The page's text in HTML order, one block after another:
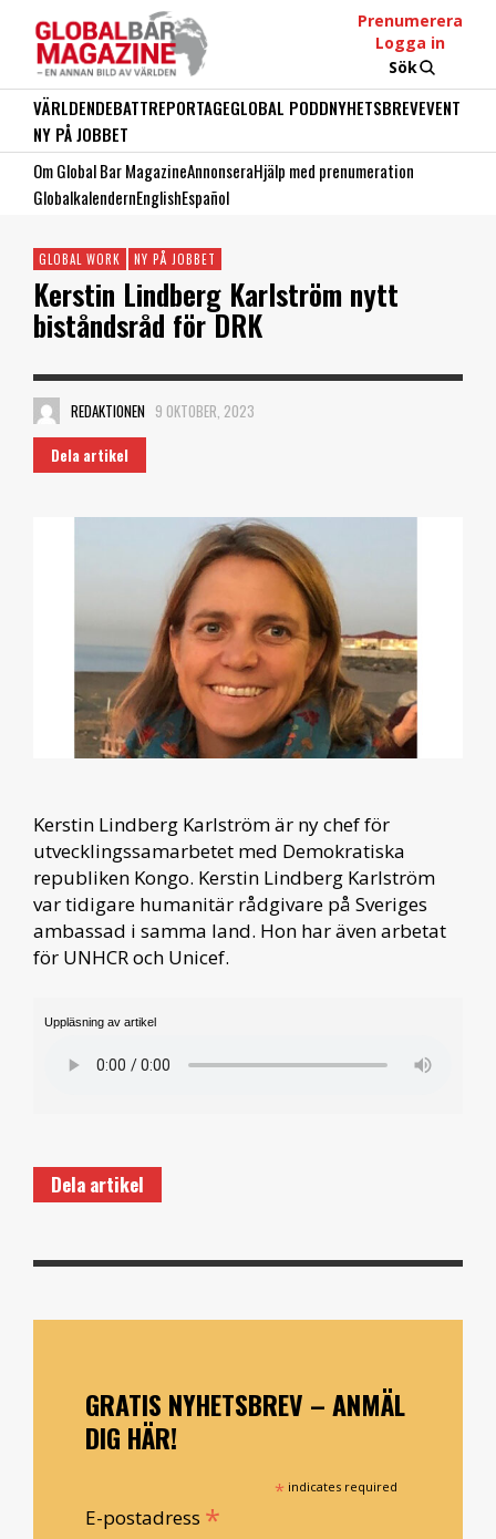
Prenumerera
Logga in
Sök
VÄRLDENDEBATTREPORTAGEGLOBAL PODDNYHETSBREVEVENT
NY PÅ JOBBET
Om Global Bar MagazineAnnonseraHjälp med prenumeration
GlobalkalendernEnglishEspañol
GLOBAL WORK NY PÅ JOBBET
Kerstin Lindberg Karlström nytt
biståndsråd för DRK
REDAKTIONEN 9 OKTOBER, 2023
Dela artikel
Kerstin Lindberg Karlström är ny chef för
utvecklingssamarbetet med Demokratiska
republiken Kongo. Kerstin Lindberg Karlström
var tidigare humanitär rådgivare på Sveriges
ambassad i samma land. Hon har även arbetat
för UNHCR och Unicef.
Uppläsning av artikel
Dela artikel
GRATIS NYHETSBREV – ANMÄL
DIG HÄR!
* indicates required
E-postadress *